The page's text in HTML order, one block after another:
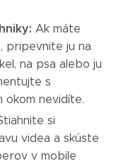
Ak máte
pripevnite ju na
na psa alebo ju
s
nevidíte.
si
videa a skúste
v mobile